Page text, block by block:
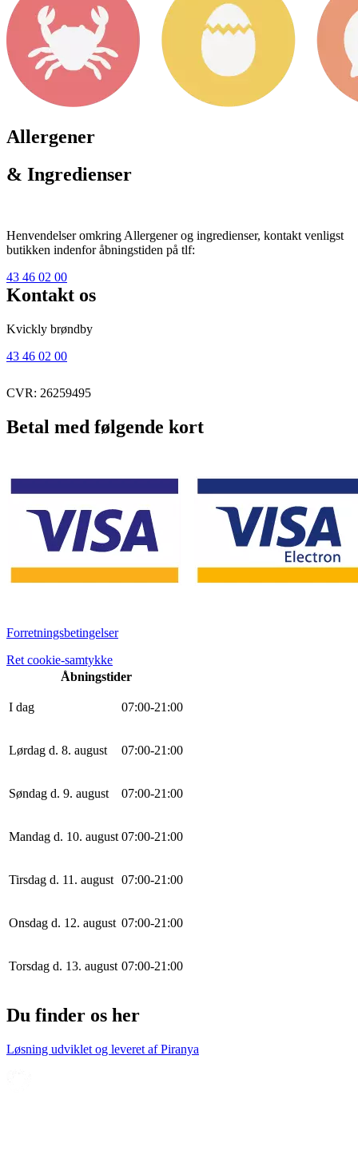
Allergener
& Ingredienser
Henvendelser omkring Allergener og ingredienser, kontakt venligst
butikken indenfor åbningstiden på tlf:
43 46 02 00
Kontakt os
Kvickly brøndby
43 46 02 00
CVR: 26259495
Betal med følgende kort
Forretningsbetingelser
Ret cookie-samtykke
Åbningstider
I dag 07:00-21:00
Lørdag d. 8. august 07:00-21:00
Søndag d. 9. august 07:00-21:00
Mandag d. 10. august 07:00-21:00
Tirsdag d. 11. august 07:00-21:00
Onsdag d. 12. august 07:00-21:00
Torsdag d. 13. august 07:00-21:00
Du finder os her
Løsning udviklet og leveret afPiranya